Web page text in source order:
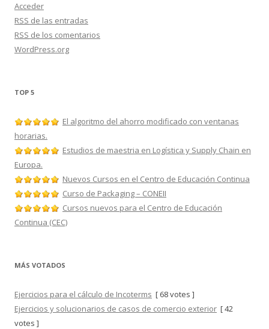
Acceder
RSS de las entradas
RSS de los comentarios
WordPress.org
TOP 5
El algoritmo del ahorro modificado con ventanas
horarias.
Estudios de maestria en Logística y Supply Chain en
Europa.
Nuevos Cursos en el Centro de Educación Continua
Curso de Packaging – CONEII
Cursos nuevos para el Centro de Educación
Continua (CEC)
MÁS VOTADOS
Ejercicios para el cálculo de Incoterms [ 68 votes ]
Ejercicios y solucionarios de casos de comercio exterior [ 42
votes ]